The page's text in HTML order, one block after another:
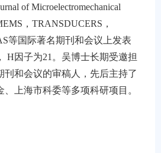
of Microelectromechanical
，TRANSDUCERS，
等国际著名期刊和会议上发表
H因子为21。吴博士长期受邀担
刊和会议的审稿人，先后主持了
、上海市科委等多项科研项目。